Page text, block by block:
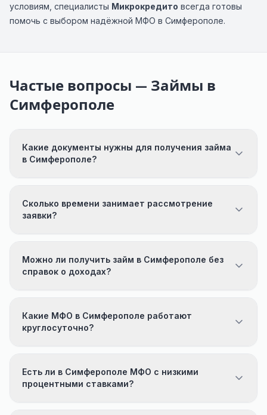
условиям, специалисты Микрокредито всегда готовы
помочь с выбором надёжной МФО в Симферополе.
Частые вопросы — Займы в
Симферополе
Какие документы нужны для получения займа
в Симферополе?
Сколько времени занимает рассмотрение
заявки?
Можно ли получить займ в Симферополе без
справок о доходах?
Какие МФО в Симферополе работают
круглосуточно?
Есть ли в Симферополе МФО с низкими
процентными ставками?